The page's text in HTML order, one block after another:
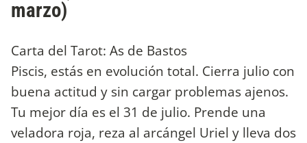
marzo)
Carta del Tarot: As de Bastos
Piscis, estás en evolución total. Cierra julio con
buena actitud y sin cargar problemas ajenos.
Tu mejor día es el 31 de julio. Prende una
veladora roja, reza al arcángel Uriel y lleva dos